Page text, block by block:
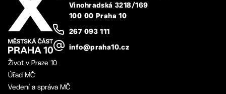
Vinohradská 3218/169
100 00 Praha 10
267 093 111
info@praha10.cz
Život v Praze 10
Úřad MČ
Vedení a správa MČ